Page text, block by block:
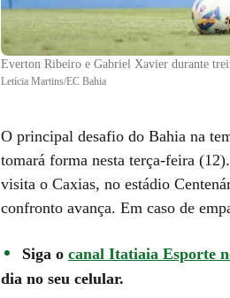
Everton Ribeiro e Gabriel Xavier durante
Letícia Martins/EC Bahia
O principal desafio do Bahia na
tomará forma nesta terça-feira
visita o Caxias, no estádio
confronto avança. Em caso de
Siga o canal Itatiaia Esporte
dia no seu celular.